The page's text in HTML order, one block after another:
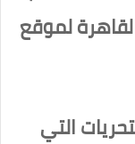
لموقع
التي